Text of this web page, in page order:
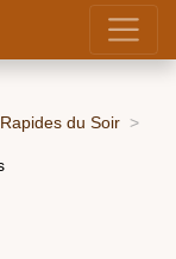
du Soir